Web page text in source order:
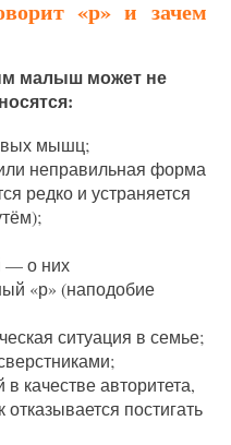
«р» и зачем
малыш может не
мышц;
неправильная форма
редко и устраняется
— о них
«р» (наподобие
ситуация в семье;
качестве авторитета,
постигать